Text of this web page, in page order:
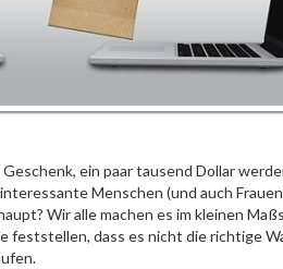
ein paar tausend Dollar
Menschen (und auch
Wir alle machen es im kleinen
feststellen, dass es nicht die richtige